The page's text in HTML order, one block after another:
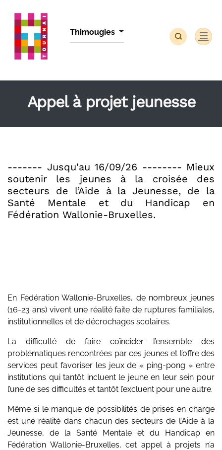
Thimougies
Appel à projet jeunesse
------- Jusqu'au 16/09/26 -------- Mieux
soutenir les jeunes à la croisée des
secteurs de l’Aide à la Jeunesse, de la
Santé Mentale et du Handicap en
Fédération Wallonie-Bruxelles.
En Fédération Wallonie-Bruxelles, de nombreux jeunes
(16-23 ans) vivent une réalité faite de ruptures familiales,
institutionnelles et de décrochages scolaires.
La difficulté de faire coïncider l’ensemble des
problématiques rencontrées par ces jeunes et l’offre des
services peut favoriser les jeux de « ping-pong » entre
institutions qui tantôt incluent le jeune en leur sein pour
l’une de ses difficultés et tantôt l’excluent pour une autre.
Même si le manque de possibilités de prises en charge
est une réalité dans chacun des secteurs de l’Aide à la
Jeunesse, de la Santé Mentale et du Handicap en
Fédération Wallonie-Bruxelles, cet appel à projets n’a